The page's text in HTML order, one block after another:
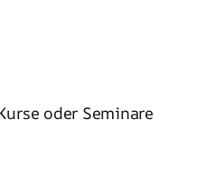
oder Seminare